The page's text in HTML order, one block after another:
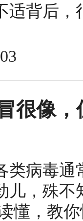
适背后
很像
类病毒
儿，殊
懂，教